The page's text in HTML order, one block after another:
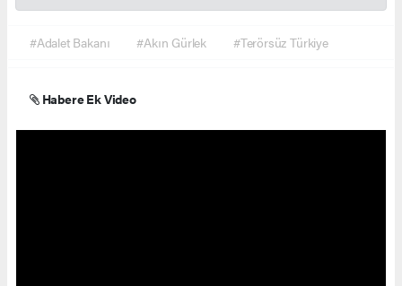
#Adalet Bakanı #Akın Gürlek #Terörsüz Türkiye
Habere Ek Video